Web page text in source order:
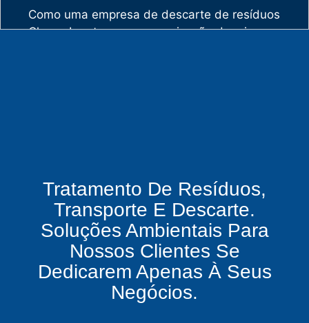
Como uma empresa de descarte de resíduos
Classe I protege sua organização de crimes
vê oportunidades bilionárias esperando para
serem exploradas.
O que uma empresa de gestão de resíduos
químicos precisa fazer para garantir segurança
e conformidade legal no Brasil
Como uma empresa de gestão de resíduos
contaminados protege o meio ambiente e
Tratamento De Resíduos,
Transporte E Descarte.
Soluções Ambientais Para
Nossos Clientes Se
Dedicarem Apenas À Seus
Negócios.